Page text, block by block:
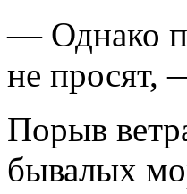
— Однако
не
Порыв
бывалых